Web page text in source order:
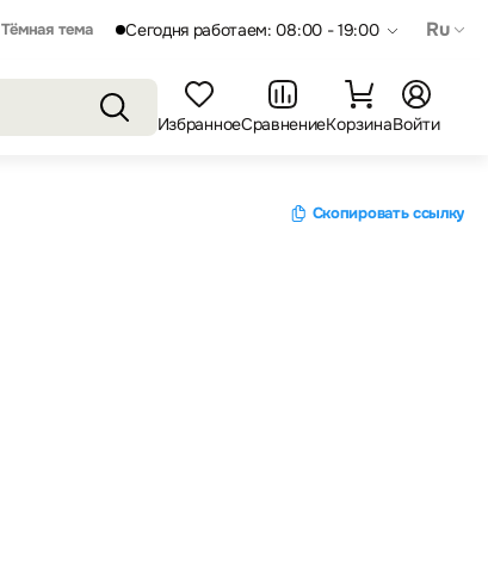
Тёмная тема Сегодня работаем: 08:00 - 19:00 Ru
ИзбранноеСравнениеКорзинаВойти
Скопировать ссылку